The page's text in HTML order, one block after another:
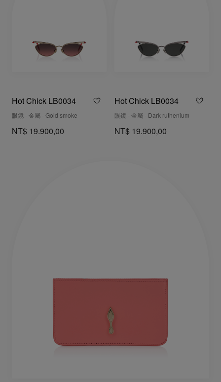
Hot Chick LB0034
眼鏡 - 金屬 - Gold smoke
NT$ 19.900,00
Hot Chick LB0034
眼鏡 - 金屬 - Dark ruthenium
NT$ 19.900,00